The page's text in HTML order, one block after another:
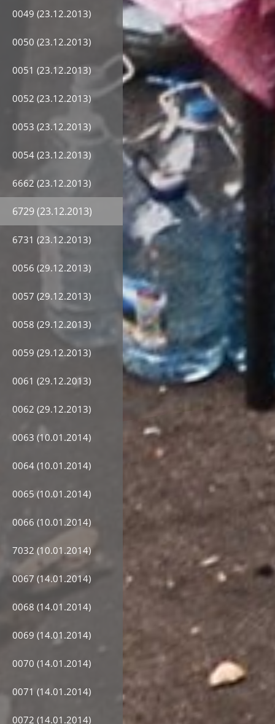
0049 (23.12.2013)
0050 (23.12.2013)
0051 (23.12.2013)
0052 (23.12.2013)
0053 (23.12.2013)
0054 (23.12.2013)
6662 (23.12.2013)
6729 (23.12.2013)
6731 (23.12.2013)
0056 (29.12.2013)
0057 (29.12.2013)
0058 (29.12.2013)
0059 (29.12.2013)
0061 (29.12.2013)
0062 (29.12.2013)
0063 (10.01.2014)
0064 (10.01.2014)
0065 (10.01.2014)
0066 (10.01.2014)
7032 (10.01.2014)
0067 (14.01.2014)
0068 (14.01.2014)
0069 (14.01.2014)
0070 (14.01.2014)
0071 (14.01.2014)
0072 (14.01.2014)